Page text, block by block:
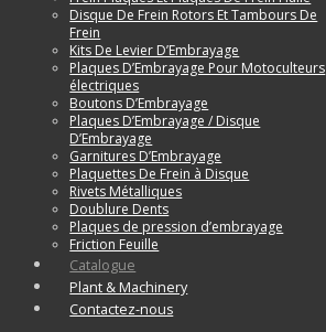
Disque De Frein Rotors Et Tambours De
Frein
Kits De Levier D’Embrayage
Plaques D’Embrayage Pour Motoculteurs
électriques
Boutons D’Embrayage
Plaques D’Embrayage / Disque
D’Embrayage
Garnitures D’Embrayage
Plaquettes De Frein à Disque
Rivets Métalliques
Doublure Dents
Plaques de pression d’embrayage
Friction Feuille
Catalogue
Plant & Machinery
Contactez-nous